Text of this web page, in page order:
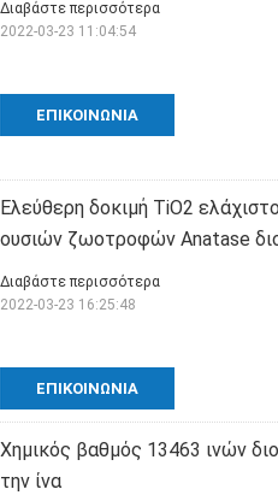
ΕΠΙΚΟΙΝΩΝΊΑ
Διαβάστε περισσότερα
2022-03-23 11:04:54
Ελεύθερη δοκιμή TiO2
ουσιών ζωοτροφών Anatase
ΕΠΙΚΟΙΝΩΝΊΑ
Διαβάστε περισσότερα
2022-03-23 16:25:48
Χημικός βαθμός 13463 ινών
την ίνα